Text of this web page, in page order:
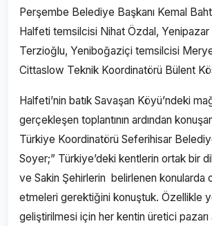
Perşembe Belediye Başkanı Kemal
Halfeti temsilcisi Nihat Özdal,
Terzioğlu, Yeniboğaziçi temsilcisi
Cittaslow Teknik Koordinatörü Bülent
Halfeti’nin batık Savaşan Köyü’ndeki
gerçekleşen toplantının ardından
Türkiye Koordinatörü Seferihisar
Soyer;” Türkiye’deki kentlerin ortak bir
ve Sakin Şehirlerin belirlenen konularda
etmeleri gerektiğini konuştuk. Özellikle
geliştirilmesi için her kentin üretici pazarı